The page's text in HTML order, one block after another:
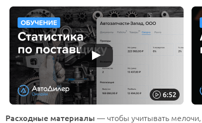
Расходные материалы — чтобы учитывать мелочи,